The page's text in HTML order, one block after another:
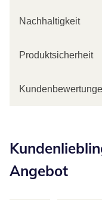
Nachhaltigkeit
Produktsicherheit
Angebot